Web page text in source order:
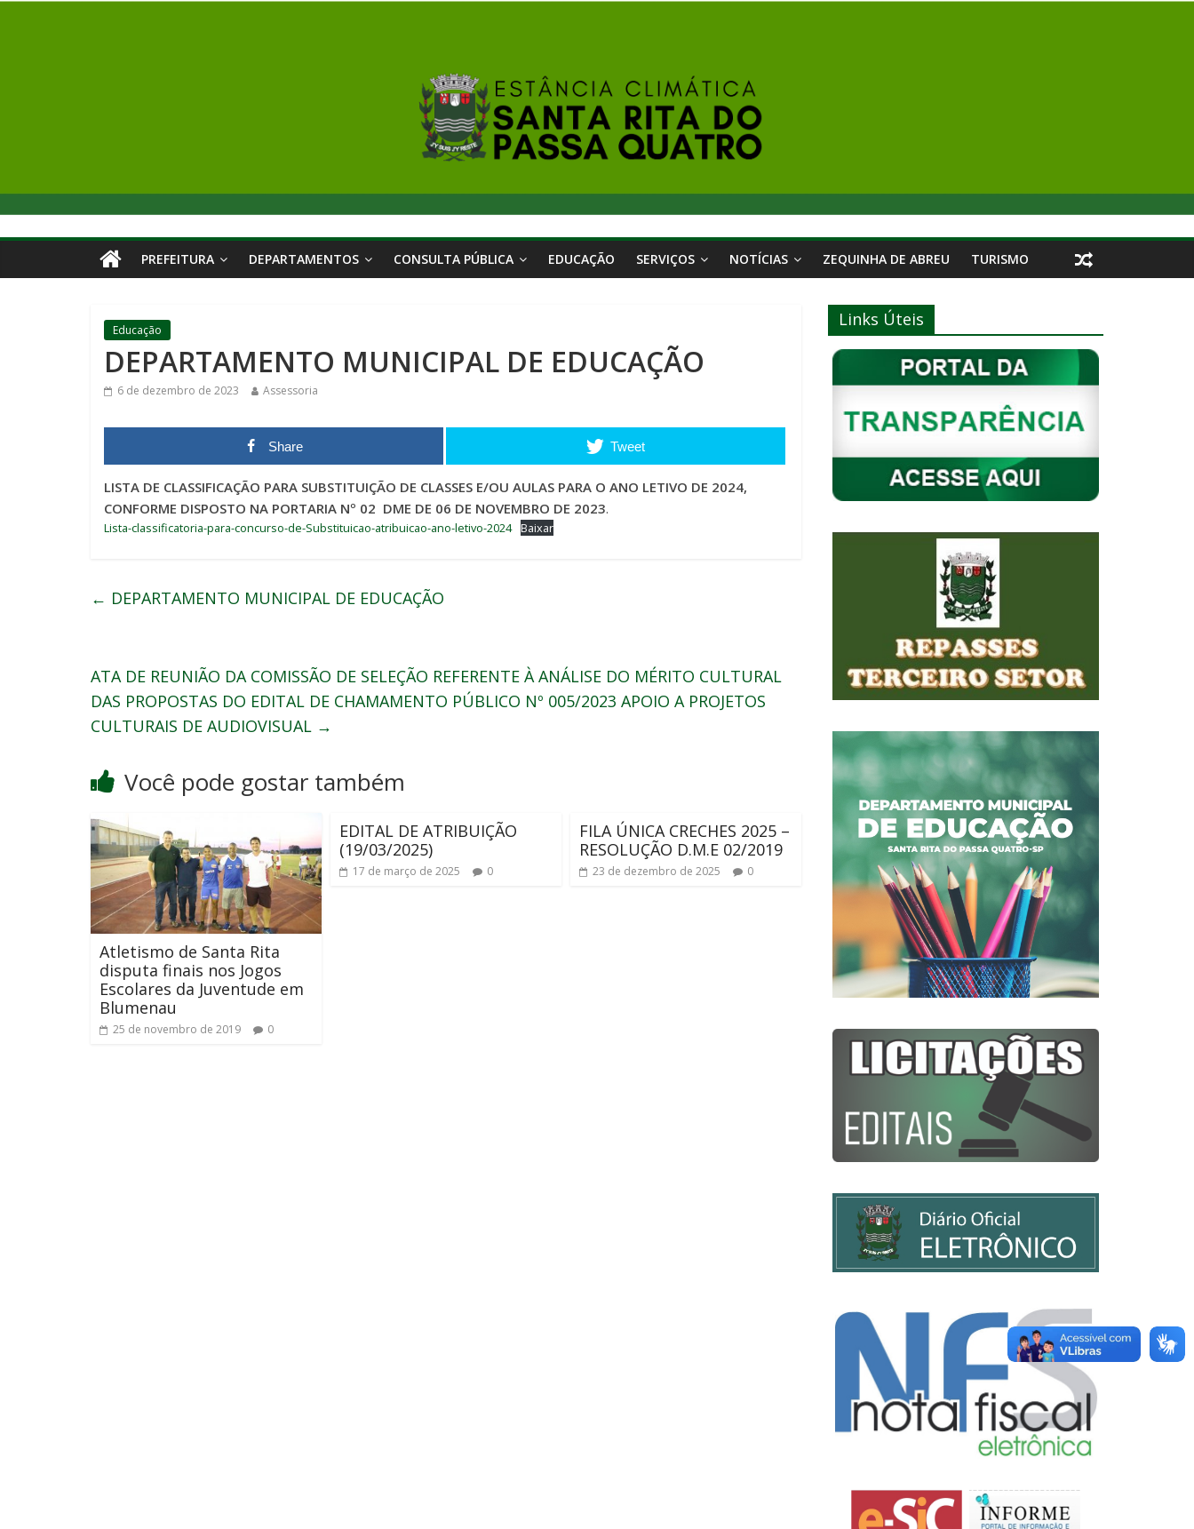
PREFEITURA DEPARTAMENTOS CONSULTA PÚBLICA EDUCAÇÃO SERVIÇOS NOTÍCIAS ZEQUINHA DE ABREU TURISMO
Educação
DEPARTAMENTO MUNICIPAL DE EDUCAÇÃO
6 de dezembro de 2023 Assessoria
Share Tweet
LISTA DE CLASSIFICAÇÃO PARA SUBSTITUIÇÃO DE CLASSES E/OU AULAS PARA O ANO LETIVO DE 2024,
CONFORME DISPOSTO NA PORTARIA Nº 02 DME DE 06 DE NOVEMBRO DE 2023.
Lista-classificatoria-para-concurso-de-Substituicao-atribuicao-ano-letivo-2024 Baixar
← DEPARTAMENTO MUNICIPAL DE EDUCAÇÃO
ATA DE REUNIÃO DA COMISSÃO DE SELEÇÃO REFERENTE À ANÁLISE DO MÉRITO CULTURAL
DAS PROPOSTAS DO EDITAL DE CHAMAMENTO PÚBLICO Nº 005/2023 APOIO A PROJETOS
CULTURAIS DE AUDIOVISUAL →
Você pode gostar também
Atletismo de Santa Rita
disputa finais nos Jogos
Escolares da Juventude em
Blumenau
25 de novembro de 2019 0
EDITAL DE ATRIBUIÇÃO
(19/03/2025)
17 de março de 2025 0
FILA ÚNICA CRECHES 2025 –
RESOLUÇÃO D.M.E 02/2019
23 de dezembro de 2025 0
Links Úteis